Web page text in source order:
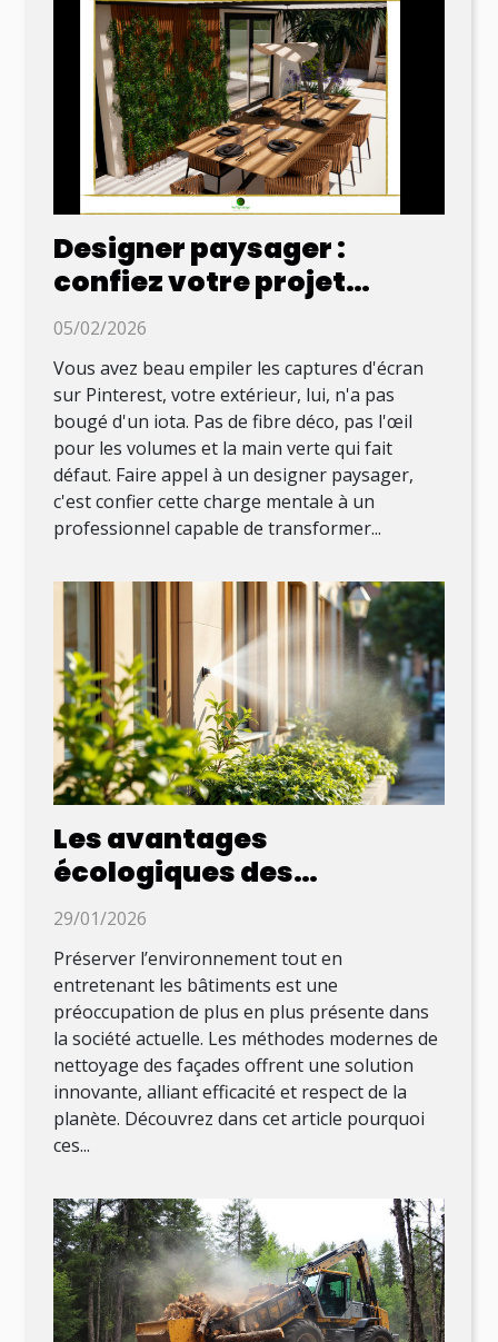
Designer paysager :
confiez votre projet
d'aménagement extérieur
05/02/2026
Vous avez beau empiler les captures d'écran
sur Pinterest, votre extérieur, lui, n'a pas
bougé d'un iota. Pas de fibre déco, pas l'œil
pour les volumes et la main verte qui fait
défaut. Faire appel à un designer paysager,
c'est confier cette charge mentale à un
professionnel capable de transformer...
Les avantages
écologiques des
méthodes modernes de
29/01/2026
Préserver l’environnement tout en
entretenant les bâtiments est une
préoccupation de plus en plus présente dans
la société actuelle. Les méthodes modernes de
nettoyage des façades offrent une solution
innovante, alliant efficacité et respect de la
planète. Découvrez dans cet article pourquoi
ces...